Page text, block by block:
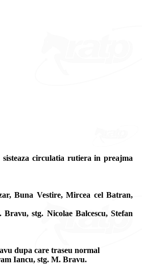
circulatia rutiera in preajma
Buna Vestire, Mircea cel Batran,
stg. Nicolae Balcescu, Stefan
dupa care traseu normal
Iancu, stg. M. Bravu.